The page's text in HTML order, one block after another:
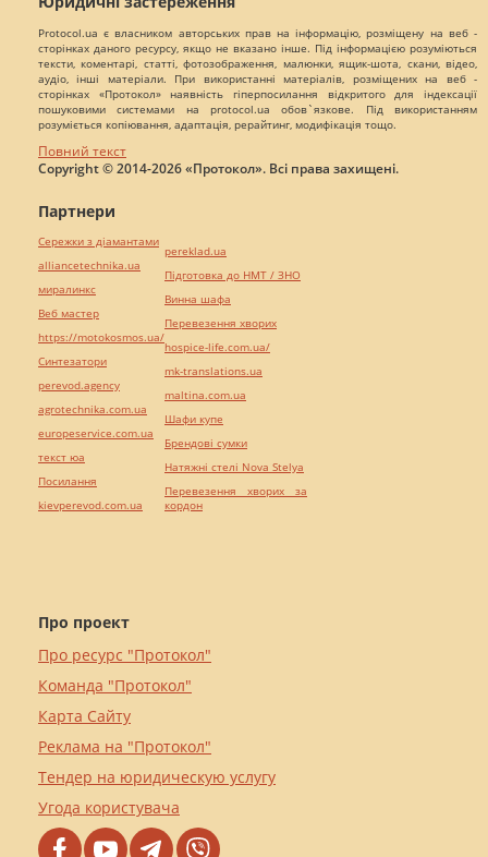
Protocol.ua є власником авторських прав на інформацію, розміщену на веб -
сторінках даного ресурсу, якщо не вказано інше. Під інформацією розуміються
тексти, коментарі, статті, фотозображення, малюнки, ящик-шота, скани, відео,
аудіо, інші матеріали. При використанні матеріалів, розміщених на веб -
сторінках «Протокол» наявність гіперпосилання відкритого для індексації
пошуковими системами на protocol.ua обов`язкове. Під використанням
розуміється копіювання, адаптація, рерайтинг, модифікація тощо.
Повний текст
Copyright © 2014-2026 «Протокол». Всі права захищені.
Про проект
Про ресурс "Протокол"
Команда "Протокол"
Карта Сайту
Реклама на "Протокол"
Тендер на юридическую услугу
Угода користувача
Партнери
Сережки з діамантами
alliancetechnika.ua
миралинкс
Веб мастер
https://motokosmos.ua/
Синтезатори
perevod.agency
agrotechnika.com.ua
europeservice.com.ua
текст юа
Посилання
kievperevod.com.ua
pereklad.ua
Підготовка до НМТ / ЗНО
Винна шафа
Перевезення хворих
hospice-life.com.ua/
mk-translations.ua
maltina.com.ua
Шафи купе
Брендові сумки
Натяжні стелі Nova Stelya
Перевезення хворих за
кордон